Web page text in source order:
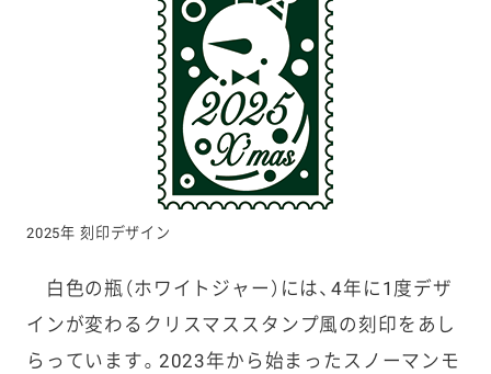
2025年 刻印デザイン
白色の瓶（ホワイトジャー）には、4年に1度デザ
インが変わるクリスマススタンプ風の刻印をあし
らっています。2023年から始まったスノーマンモ